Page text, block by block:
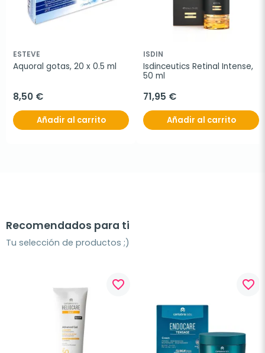
ESTEVE
Aquoral gotas, 20 x 0.5 ml
8,50 €
Añadir al carrito
ISDIN
Isdinceutics Retinal Intense,
50 ml
71,95 €
Añadir al carrito
Recomendados para ti
Tu selección de productos ;)
favorite_border favorite_border